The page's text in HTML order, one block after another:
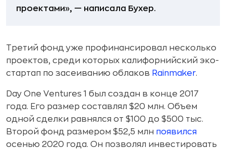
проектами», — написала Бухер.
Третий фонд уже профинансировал несколько
проектов, среди которых калифорнийский эко-
стартап по засеиванию облаков Rainmaker.
Day One Ventures 1 был создан в конце 2017
года. Его размер составлял $20 млн. Объем
одной сделки равнялся от $100 до $500 тыс.
Второй фонд размером $52,5 млн появился
осенью 2020 года. Он позволял инвестировать